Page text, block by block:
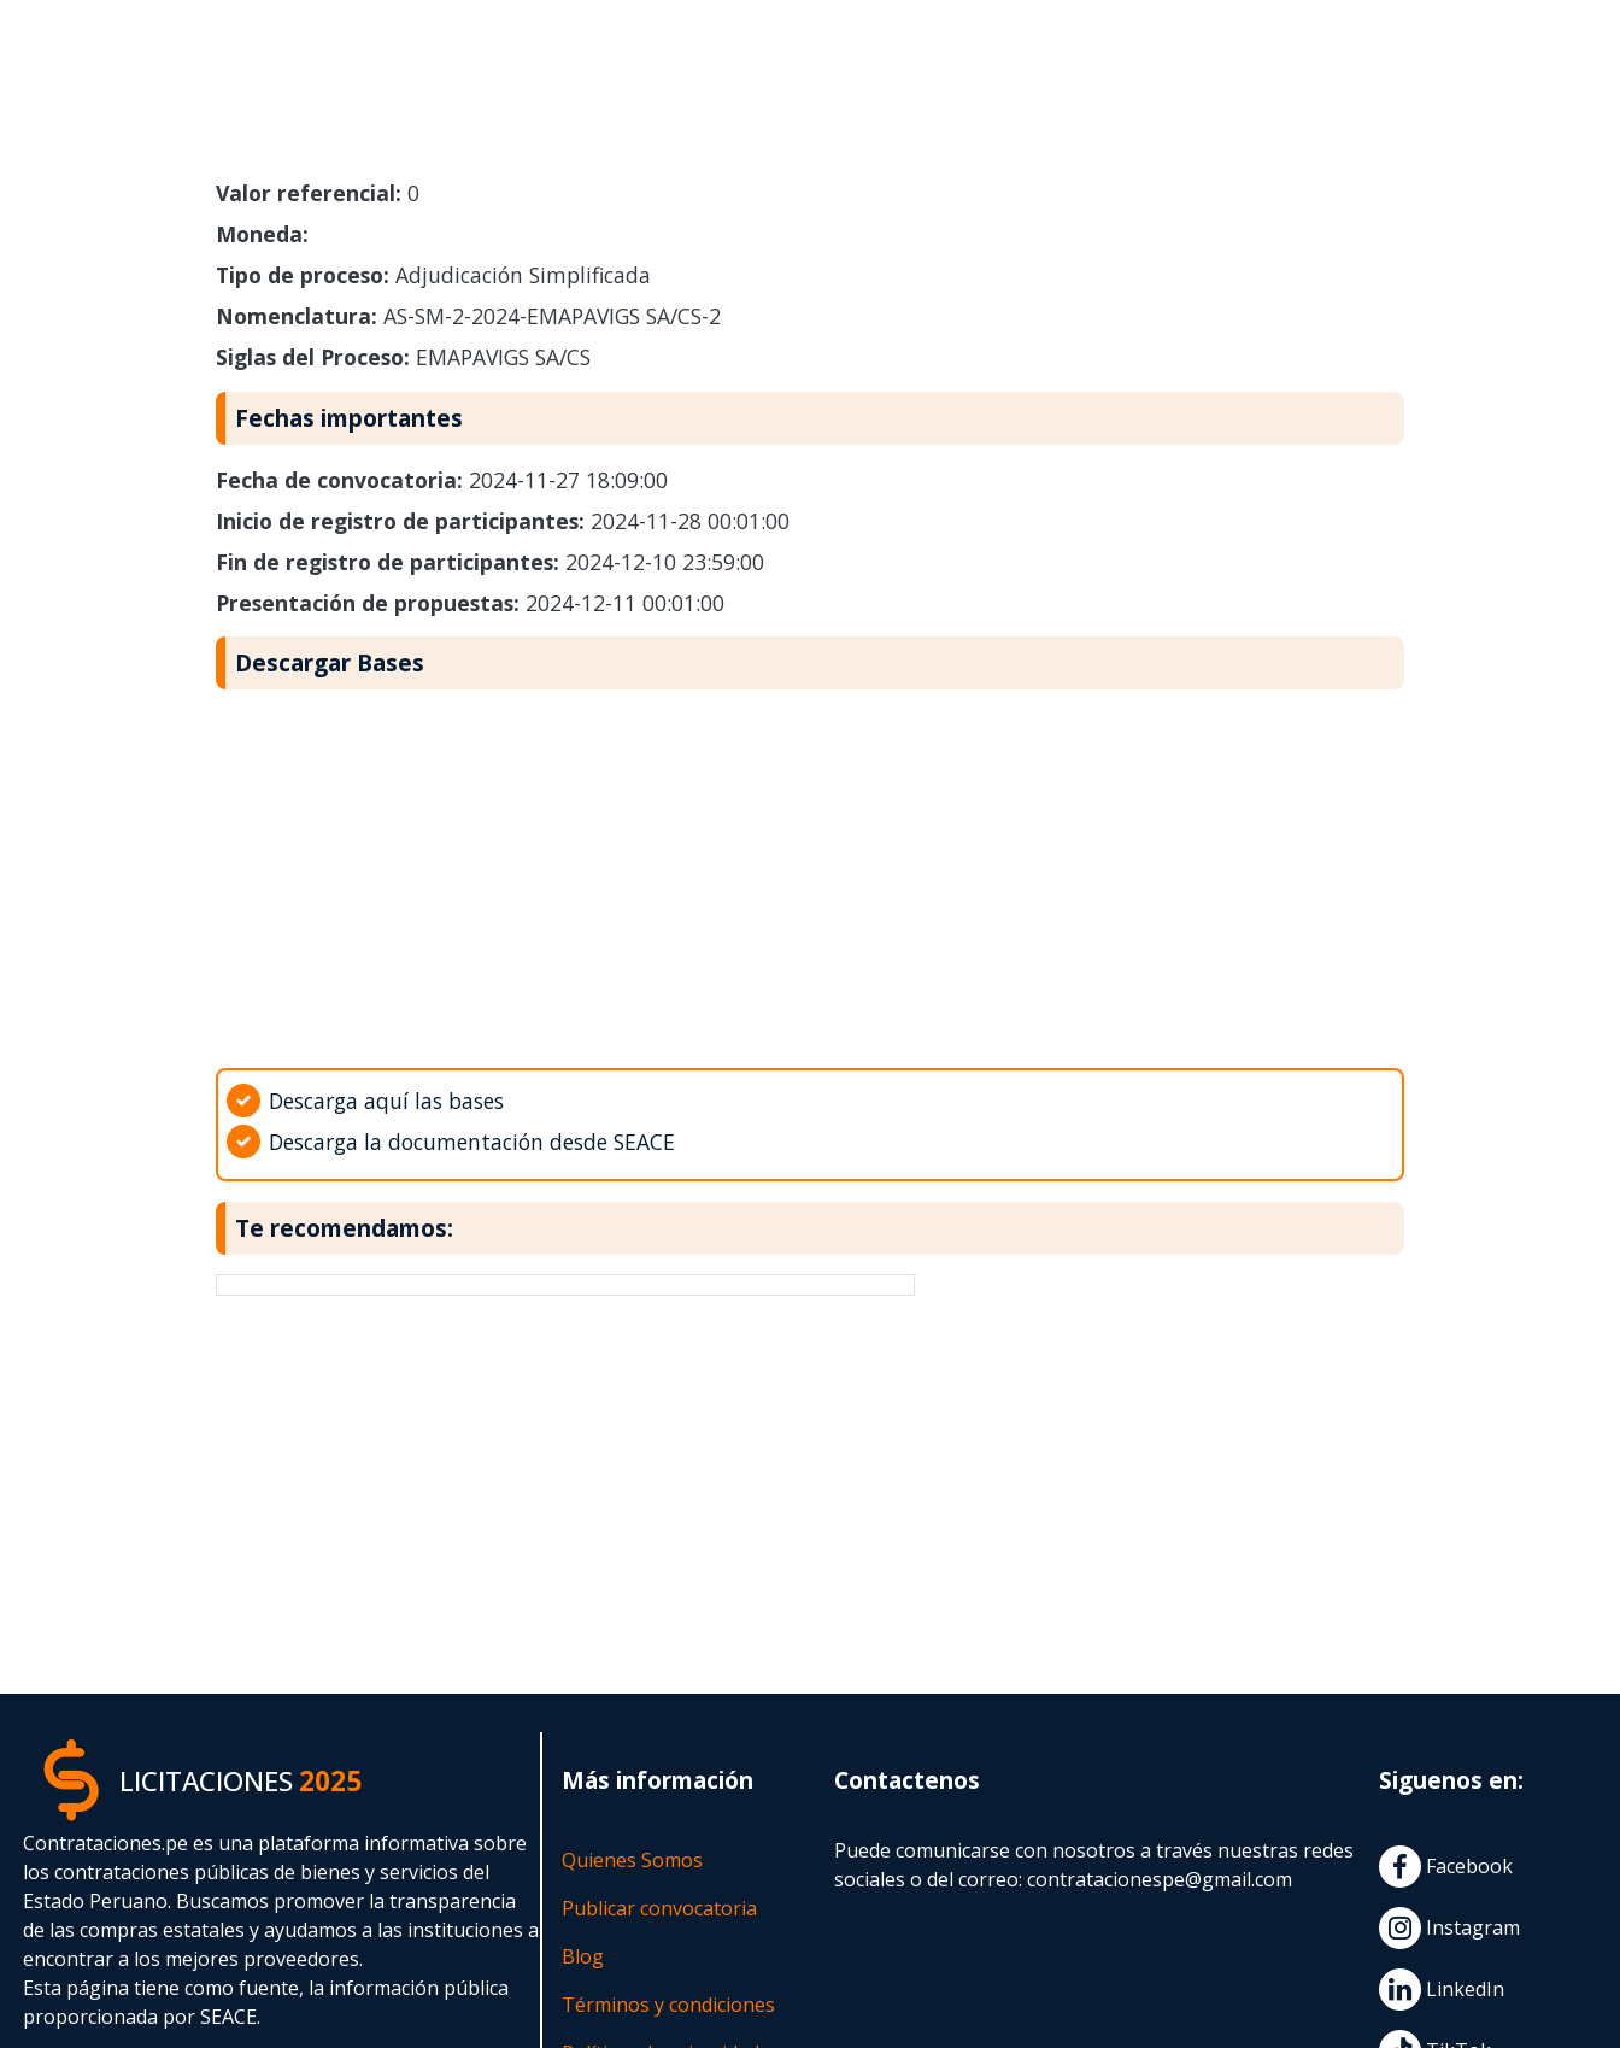
Valor referencial: 0
Moneda:
Tipo de proceso: Adjudicación Simplificada
Nomenclatura: AS-SM-2-2024-EMAPAVIGS SA/CS-2
Siglas del Proceso: EMAPAVIGS SA/CS
Fechas importantes
Fecha de convocatoria: 2024-11-27 18:09:00
Inicio de registro de participantes: 2024-11-28 00:01:00
Fin de registro de participantes: 2024-12-10 23:59:00
Presentación de propuestas: 2024-12-11 00:01:00
Descargar Bases
Descarga aquí las bases
Descarga la documentación desde SEACE
Te recomendamos:
LICITACIONES2025
Contrataciones.pe es una plataforma informativa sobre
los contrataciones públicas de bienes y servicios del
Estado Peruano. Buscamos promover la transparencia
de las compras estatalesy ayudamos a las instituciones a
encontrar a los mejores proveedores.
Esta página tiene como fuente, la información pública
proporcionada por SEACE.
Más información
Quienes Somos
Publicar convocatoria
Blog
Términos y condiciones
Contactenos
Puede comunicarse con nosotros a través nuestras redes
sociales o del correo:contratacionespe@gmail.com
Siguenos en:
Facebook
Instagram
LinkedIn